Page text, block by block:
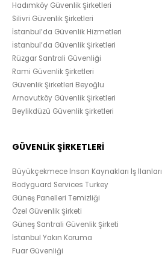
Hadımköy Güvenlik Şirketleri
Silivri Güvenlik Şirketleri
İstanbul’da Güvenlik Hizmetleri
İstanbul’da Güvenlik Şirketleri
Rüzgar Santrali Güvenliği
Rami Güvenlik Şirketleri
Güvenlik Şirketleri Beyoğlu
Arnavutköy Güvenlik Şirketleri
Beylikdüzü Güvenlik Şirketleri
GÜVENLİK ŞİRKETLERİ
Büyükçekmece İnsan Kaynakları İş İlanları
Bodyguard Services Turkey
Güneş Panelleri Temizliği
Özel Güvenlik Şirketi
Güneş Santrali Güvenlik Şirketi
İstanbul Yakın Koruma
Fuar Güvenliği